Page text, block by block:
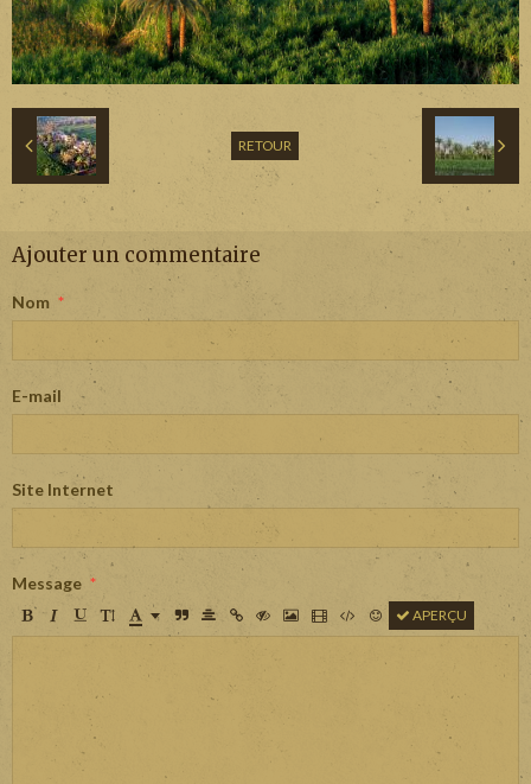
RETOUR
Ajouter un commentaire
Nom
E-mail
Site Internet
Message
APERÇU